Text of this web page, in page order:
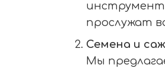
прослужат
Семена и
Мы